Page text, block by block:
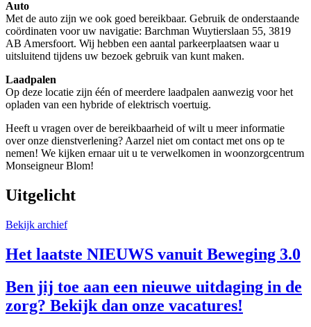
Auto
Met de auto zijn we ook goed bereikbaar. Gebruik de onderstaande
coördinaten voor uw navigatie: Barchman Wuytierslaan 55, 3819
AB Amersfoort. Wij hebben een aantal parkeerplaatsen waar u
uitsluitend tijdens uw bezoek gebruik van kunt maken.
Laadpalen
Op deze locatie zijn één of meerdere laadpalen aanwezig voor het
opladen van een hybride of elektrisch voertuig.
Heeft u vragen over de bereikbaarheid of wilt u meer informatie
over onze dienstverlening? Aarzel niet om contact met ons op te
nemen! We kijken ernaar uit u te verwelkomen in woonzorgcentrum
Monseigneur Blom!
Uitgelicht
Bekijk archief
Het laatste NIEUWS vanuit Beweging 3.0
Ben jij toe aan een nieuwe uitdaging in de
zorg? Bekijk dan onze vacatures!